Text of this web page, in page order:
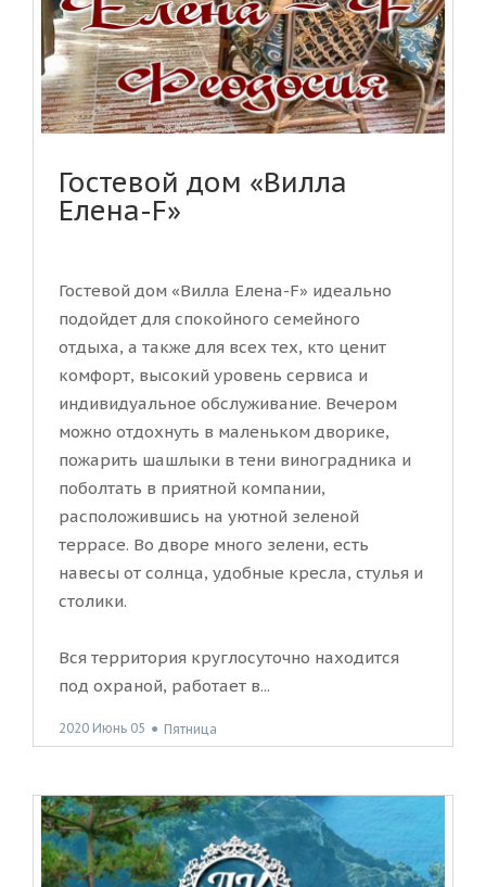
Гостевой дом «Вилла
Елена-F»
Гостевой дом «Вилла Елена-F» идеально
подойдет для спокойного семейного
отдыха, а также для всех тех, кто ценит
комфорт, высокий уровень сервиса и
индивидуальное обслуживание. Вечером
можно отдохнуть в маленьком дворике,
пожарить шашлыки в тени виноградника и
поболтать в приятной компании,
расположившись на уютной зеленой
террасе. Во дворе много зелени, есть
навесы от солнца, удобные кресла, стулья и
столики.
Вся территория круглосуточно находится
под охраной, работает в...
2020 Июнь 05 ● Пятница